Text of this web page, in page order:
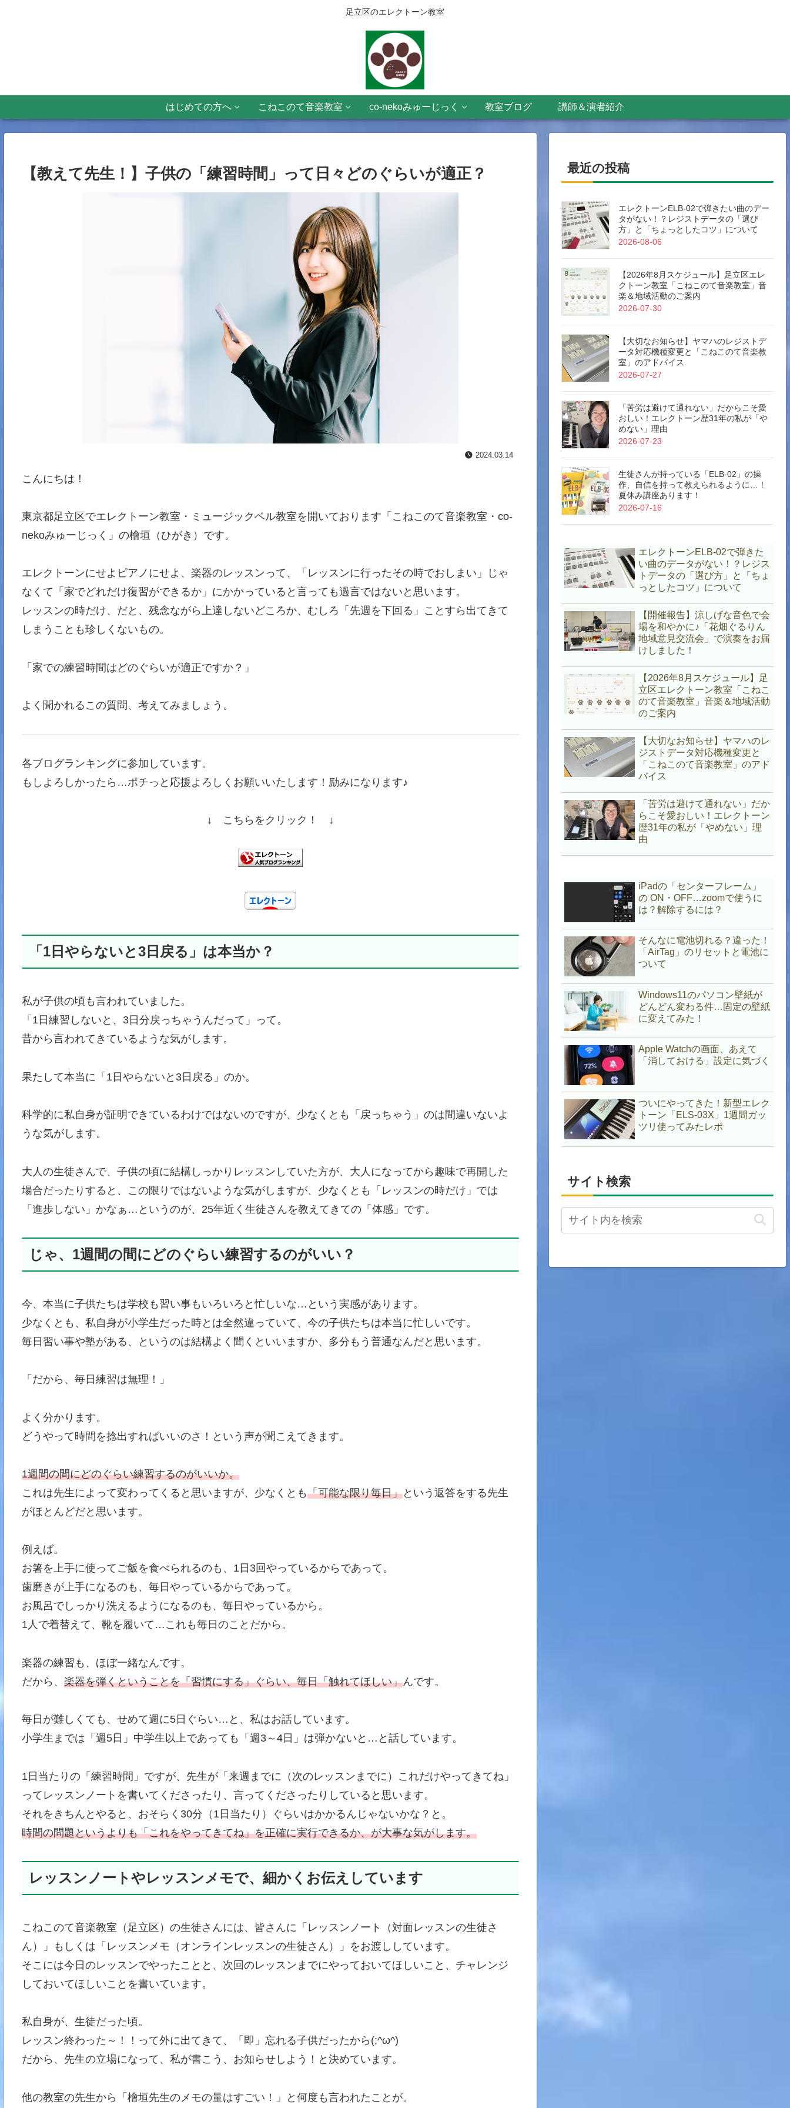
足立区のエレクトーン教室
はじめての方へ こねこのて音楽教室 co-nekoみゅーじっく 教室ブログ 講師＆演者紹介
【教えて先生！】子供の「練習時間」って日々どのぐらいが適正？
2024.03.14
こんにちは！
東京都足立区でエレクトーン教室・ミュージックベル教室を開いております「こねこのて音楽教室・co-
nekoみゅーじっく」の檜垣（ひがき）です。
エレクトーンにせよピアノにせよ、楽器のレッスンって、「レッスンに行ったその時でおしまい」じゃ
なくて「家でどれだけ復習ができるか」にかかっていると言っても過言ではないと思います。
レッスンの時だけ、だと、残念ながら上達しないどころか、むしろ「先週を下回る」ことすら出てきて
しまうことも珍しくないもの。
「家での練習時間はどのぐらいが適正ですか？」
よく聞かれるこの質問、考えてみましょう。
各ブログランキングに参加しています。
もしよろしかったら…ポチっと応援よろしくお願いいたします！励みになります♪
↓ こちらをクリック！ ↓
「1日やらないと3日戻る」は本当か？
私が子供の頃も言われていました。
「1日練習しないと、3日分戻っちゃうんだって」って。
昔から言われてきているような気がします。
果たして本当に「1日やらないと3日戻る」のか。
科学的に私自身が証明できているわけではないのですが、少なくとも「戻っちゃう」のは間違いないよ
うな気がします。
大人の生徒さんで、子供の頃に結構しっかりレッスンしていた方が、大人になってから趣味で再開した
場合だったりすると、この限りではないような気がしますが、少なくとも「レッスンの時だけ」では
「進歩しない」かなぁ…というのが、25年近く生徒さんを教えてきての「体感」です。
じゃ、1週間の間にどのぐらい練習するのがいい？
今、本当に子供たちは学校も習い事もいろいろと忙しいな…という実感があります。
少なくとも、私自身が小学生だった時とは全然違っていて、今の子供たちは本当に忙しいです。
毎日習い事や塾がある、というのは結構よく聞くといいますか、多分もう普通なんだと思います。
「だから、毎日練習は無理！」
よく分かります。
どうやって時間を捻出すればいいのさ！という声が聞こえてきます。
1週間の間にどのぐらい練習するのがいいか。
これは先生によって変わってくると思いますが、少なくとも「可能な限り毎日」という返答をする先生
がほとんどだと思います。
例えば。
お箸を上手に使ってご飯を食べられるのも、1日3回やっているからであって。
歯磨きが上手になるのも、毎日やっているからであって。
お風呂でしっかり洗えるようになるのも、毎日やっているから。
1人で着替えて、靴を履いて…これも毎日のことだから。
楽器の練習も、ほぼ一緒なんです。
だから、 楽器を弾くということを「習慣にする」ぐらい、毎日「触れてほしい」んです。
毎日が難しくても、せめて週に5日ぐらい…と、私はお話しています。
小学生までは「週5日」中学生以上であっても「週3～4日」は弾かないと…と話しています。
1日当たりの「練習時間」ですが、先生が「来週までに（次のレッスンまでに）これだけやってきてね」
ってレッスンノートを書いてくださったり、言ってくださったりしていると思います。
それをきちんとやると、おそらく30分（1日当たり）ぐらいはかかるんじゃないかな？と。
時間の問題というよりも「これをやってきてね」を正確に実行できるか、が大事な気がします。
レッスンノートやレッスンメモで、細かくお伝えしています
こねこのて音楽教室（足立区）の生徒さんには、皆さんに「レッスンノート（対面レッスンの生徒さ
ん）」もしくは「レッスンメモ（オンラインレッスンの生徒さん）」をお渡ししています。
そこには今日のレッスンでやったことと、次回のレッスンまでにやっておいてほしいこと、チャレンジ
しておいてほしいことを書いています。
私自身が、生徒だった頃。
レッスン終わった～！！って外に出てきて、「即」忘れる子供だったから(;^ω^)
だから、先生の立場になって、私が書こう、お知らせしよう！と決めています。
他の教室の先生から「檜垣先生のメモの量はすごい！」と何度も言われたことが。
最近の投稿
エレクトーンELB-02で弾きたい曲のデー
タがない！？レジストデータの「選び
方」と「ちょっとしたコツ」について
2026-08-06
【2026年8月スケジュール】足立区エレ
クトーン教室「こねこのて音楽教室」音
楽＆地域活動のご案内
2026-07-30
【大切なお知らせ】ヤマハのレジストデ
ータ対応機種変更と「こねこのて音楽教
室」のアドバイス
2026-07-27
「苦労は避けて通れない」だからこそ愛
おしい！エレクトーン歴31年の私が「や
めない」理由
2026-07-23
生徒さんが持っている「ELB-02」の操
作、自信を持って教えられるように…！
夏休み講座あります！
2026-07-16
エレクトーンELB-02で弾きた
い曲のデータがない！？レジス
トデータの「選び方」と「ちょ
っとしたコツ」について
【開催報告】涼しげな音色で会
場を和やかに♪「花畑ぐるりん
地域意見交流会」で演奏をお届
けしました！
【2026年8月スケジュール】足
立区エレクトーン教室「こねこ
のて音楽教室」音楽＆地域活動
のご案内
【大切なお知らせ】ヤマハのレ
ジストデータ対応機種変更と
「こねこのて音楽教室」のアド
バイス
「苦労は避けて通れない」だか
らこそ愛おしい！エレクトーン
歴31年の私が「やめない」理
由
iPadの「センターフレーム」
の ON・OFF…zoomで使うに
は？解除するには？
そんなに電池切れる？違った！
「AirTag」のリセットと電池に
ついて
Windows11のパソコン壁紙が
どんどん変わる件…固定の壁紙
に変えてみた！
Apple Watchの画面、あえて
「消しておける」設定に気づく
ついにやってきた！新型エレク
トーン「ELS-03X」1週間ガッ
ツリ使ってみたレポ
サイト検索